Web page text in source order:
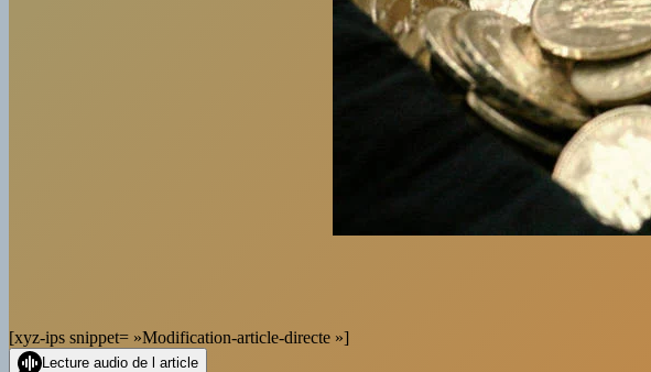
[xyz-ips snippet= »Modification-article-directe »]
Lecture audio de l article